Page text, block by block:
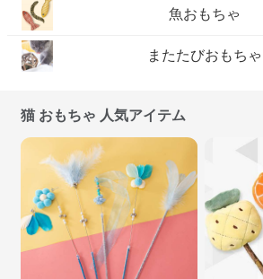
魚おもちゃ
またたびおもちゃ
猫 おもちゃ 人気アイテム